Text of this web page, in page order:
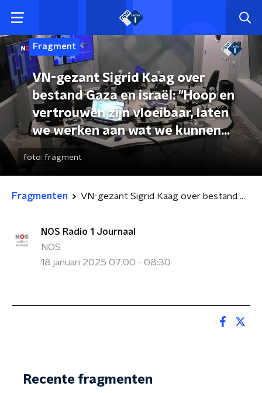
Fragment
VN-gezant Sigrid Kaag over
bestand Gaza en israël: "Hoop en
vertrouwen zijn vloeibaar, laten
we werken aan wat we kunnen
beïnvloeden"
foto: fragment
Fragmenten VN-gezant Sigrid Kaag over bestand Gaza en israël: "Hoop en vertrouwen zijn vloeibaar, laten we werken aan wat we kunnen beïnvloeden"
NOS Radio 1 Journaal
NOS
18 januari 2025 07:00 - 08:30
Recente fragmenten